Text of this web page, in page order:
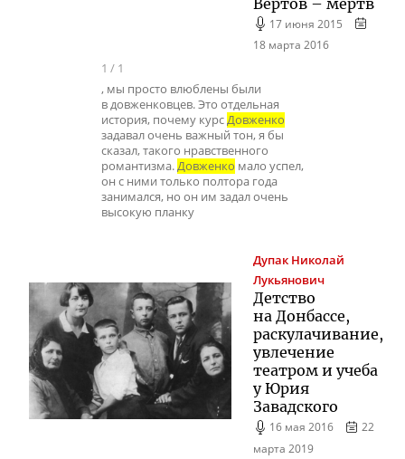
17 июня 2015
18 марта 2016
1 / 1
, мы просто влюблены были
в довженковцев. Это отдельная
история, почему курсДовженко
задавал очень важный тон, я бы
сказал, такого нравственного
романтизма.Довженко мало успел,
он с ними только полтора года
занимался, но он им задал очень
высокую планку
Дупак Николай
Лукьянович
Детство
на Донбассе,
раскулачивание,
увлечение
театром и учеба
у Юрия
Завадского
16 мая 2016
22
марта 2019